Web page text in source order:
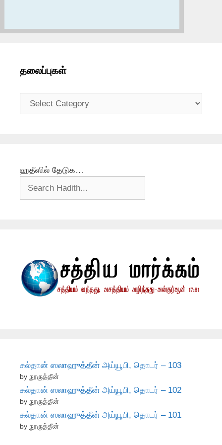
தலைப்புகள்
தலைப்புகள்
ஹதீஸில் தேடுக…
சுல்தான் ஸலாஹுத்தீன் அய்யூபி, தொடர் – 103
by நூருத்தீன்
சுல்தான் ஸலாஹுத்தீன் அய்யூபி, தொடர் – 102
by நூருத்தீன்
சுல்தான் ஸலாஹுத்தீன் அய்யூபி, தொடர் – 101
by நூருத்தீன்